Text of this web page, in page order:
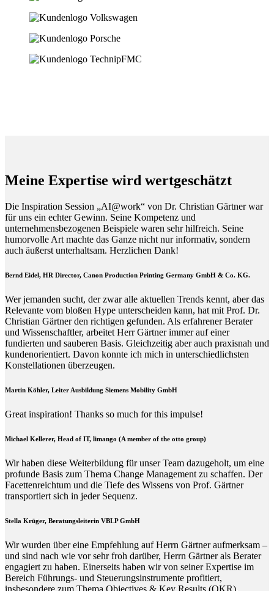
Meine Expertise wird wertgeschätzt
Die Inspiration Session „AI@work“ von Dr. Christian Gärtner war
für uns ein echter Gewinn. Seine Kompetenz und
unternehmensbezogenen Beispiele waren sehr hilfreich. Seine
humorvolle Art machte das Ganze nicht nur informativ, sondern
auch äußerst unterhaltsam. Herzlichen Dank!
Bernd Eidel, HR Director, Canon Production Printing Germany GmbH & Co. KG.
Wer jemanden sucht, der zwar alle aktuellen Trends kennt, aber das
Relevante vom bloßen Hype unterscheiden kann, hat mit Prof. Dr.
Christian Gärtner den richtigen gefunden. Als erfahrener Berater
und Wissenschaftler, arbeitet Herr Gärtner immer auf einer
fundierten und sauberen Basis. Gleichzeitig aber auch praxisnah und
kundenorientiert. Davon konnte ich mich in unterschiedlichsten
Konstellationen überzeugen.
Martin Köhler, Leiter Ausbildung Siemens Mobility GmbH
Great inspiration! Thanks so much for this impulse!
Michael Kellerer, Head of IT, limango (A member of the otto group)
Wir haben diese Weiterbildung für unser Team dazugeholt, um eine
profunde Basis zum Thema Change Management zu schaffen. Der
Facettenreichtum und die Tiefe des Wissens von Prof. Gärtner
transportiert sich in jeder Sequenz.
Stella Krüger, Beratungsleiterin VBLP GmbH
Wir wurden über eine Empfehlung auf Herrn Gärtner aufmerksam –
und sind nach wie vor sehr froh darüber, Herrn Gärtner als Berater
engagiert zu haben. Einerseits haben wir von seiner Expertise im
Bereich Führungs- und Steuerungsinstrumente profitiert,
insbesondere zum Thema Objectives & Key Results (OKR).